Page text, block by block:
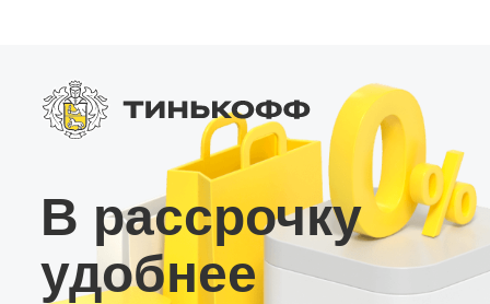
карты, поддержка AHD камеры заднего вида и
USB видеорегистратора. Эта андроид
магнитола – оптимальный выбор для
комфортной и функциональной эксплуатации
В рассрочку
удобнее